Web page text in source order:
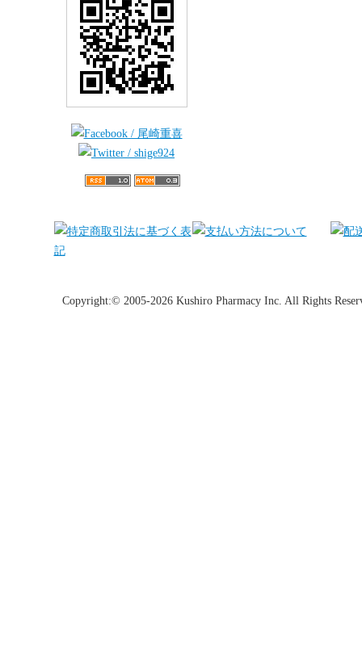
Copyright:© 2005-2026 Kushiro Pharmacy Inc. All Rights